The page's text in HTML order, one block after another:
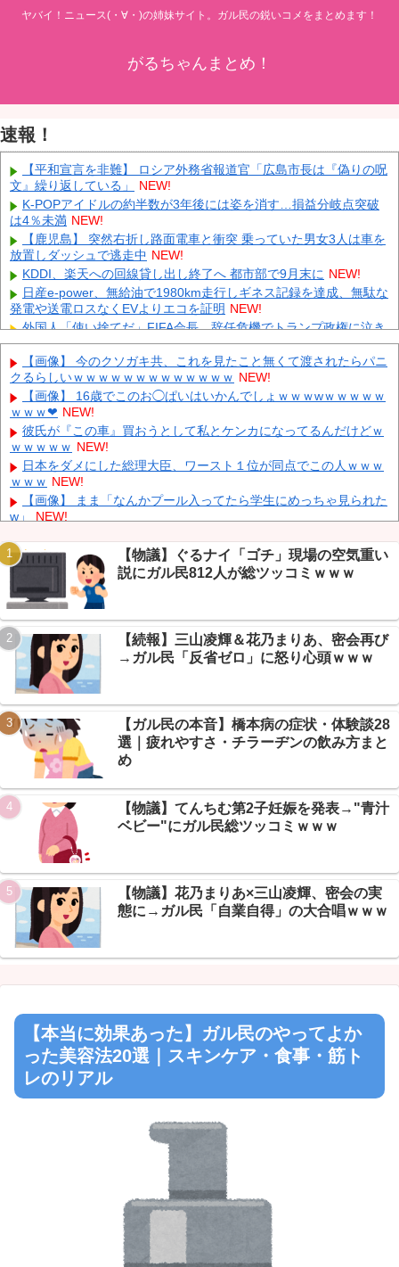
ヤバイ！ニュース(・∀・)の姉妹サイト。ガル民の鋭いコメをまとめます！
がるちゃんまとめ！
速報！
【平和宣言を非難】 ロシア外務省報道官「広島市長は『偽りの呪
文』繰り返している」
NEW!
K-POPアイドルの約半数が3年後には姿を消す…損益分岐点突破
は4％未満 NEW!
【鹿児島】 突然右折し路面電車と衝突 乗っていた男女3人は車を
放置しダッシュで逃走中 NEW!
KDDI、楽天への回線貸し出し終了へ 都市部で9月末に NEW!
日産e-power、無給油で1980km走行しギネス記録を達成、無駄な
発電や送電ロスなくEVよりエコを証明 NEW!
外国人「使い捨てだ」FIFA会長、辞任危機でトランプ政権に泣き
付くも無視されて海外失笑！【海外の反応】 NEW!
大野智、ワイルドなヒゲ姿で加藤シゲアキのインスタに降臨！本
人以外のSNSでは初？【画像】 NEW!
日本代表DF冨安健洋の英プレミア・クリスタルパレス加入が正式
決定 鎌田大地とチームメイトに
元F1王者ハッキネン、フェルスタペンのマクラーレン加入の噂に
「なぜ調和がある現体制を崩す必要がある？」
【画像】 はいだしょうこ（47）「こんなオバサンでいいの…？」
NEW!
Powered by livedoor 相互RSS
【画像】 今のクソガキ共、これを見たこと無くて渡されたらパニ
クるらしいｗｗｗｗｗｗｗｗｗｗｗｗｗ NEW!
【画像】 16歳でこのお◯ぱいはいかんでしょｗｗｗwｗｗｗｗｗ
ｗｗｗ❤ NEW!
彼氏が『この車』買おうとして私とケンカになってるんだけどｗ
ｗｗｗｗｗ NEW!
日本をダメにした総理大臣、ワースト１位が同点でこの人ｗｗｗ
ｗｗｗ NEW!
【画像】 まま「なんかプール入ってたら学生にめっちゃ見られた
w」
NEW!
れただの金持ち理論」と反論ｗｗｗ
【続報】ホロライブ『ホロドリ』、まさかのセルラン1位に返り
咲き→なんG民「覇権やん」ｗｗｗ
【朗報】エッヂ民の文鳥(4ヶ月)、かわいさで完全制圧→愛鳥自慢
合戦に発展ｗｗｗ
【衝撃】モモンガどうなった…ちいかわ最新話で入れ替わり説→
ファン考察盛り上がりｗｗｗ
【衝撃】年金8ヶ月未納で手足失った男性、障害年金97万円が一
生ゼロに→スレ民「免除すれば」ｗｗｗ
Powered by livedoor 相互RSS
【物議】ぐるナイ「ゴチ」現場の空気重い
説にガル民812人が総ツッコミｗｗｗ
【続報】三山凌輝＆花乃まりあ、密会再び
→ガル民「反省ゼロ」に怒り心頭ｗｗｗ
【ガル民の本音】橋本病の症状・体験談28
選｜疲れやすさ・チラーヂンの飲み方まと
め
【物議】てんちむ第2子妊娠を発表→"青汁
ベビー"にガル民総ツッコミｗｗｗ
【物議】花乃まりあ×三山凌輝、密会の実
態に→ガル民「自業自得」の大合唱ｗｗｗ
【本当に効果あった】ガル民のやってよか
った美容法20選｜スキンケア・食事・筋ト
レのリアル